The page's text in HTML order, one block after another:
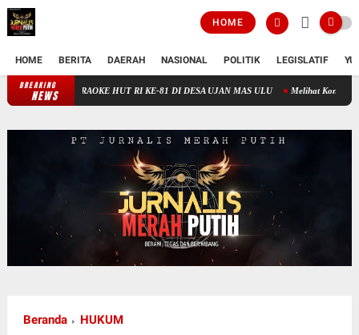
HOME
HOME BERITA DAERAH NASIONAL POLITIK LEGISLATIF
BREAKING
NEWS
KARAOKE HUT RI KE-81 DI DESA UJAN MAS ULU Melihat Kondisi Sawah di
Beranda HUKUM